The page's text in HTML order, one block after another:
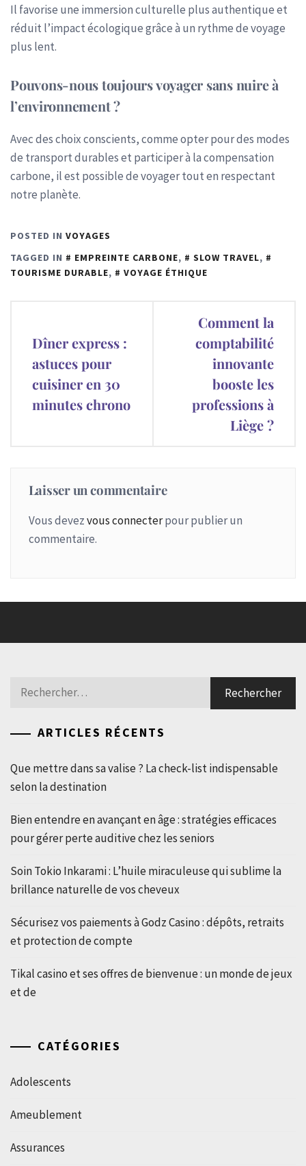
Il favorise une immersion culturelle plus authentique et
réduit l’impact écologique grâce à un rythme de voyage
plus lent.
Pouvons-nous toujours voyager sans nuire à
l’environnement ?
Avec des choix conscients, comme opter pour des modes
de transport durables et participer à la compensation
carbone, il est possible de voyager tout en respectant
notre planète.
POSTED IN VOYAGES
TAGGED IN
EMPREINTE CARBONE, SLOW TRAVEL,
TOURISME DURABLE, VOYAGE ÉTHIQUE
l’article
Dîner express :
astuces pour
cuisiner en 30
minutes chrono
Comment la
comptabilité
innovante
booste les
professions à
Liège ?
Laisser un commentaire
Vous devezvous connecterpour publier un
commentaire.
Rechercher :
ARTICLES RÉCENTS
Que mettre dans sa valise ? La check-list indispensable
selon la destination
Bien entendre en avançant en âge : stratégies efficaces
pour gérer perte auditive chez les seniors
Soin Tokio Inkarami : L’huile miraculeuse qui sublime la
brillance naturelle de vos cheveux
Sécurisez vos paiements à Godz Casino : dépôts, retraits
et protection de compte
Tikal casino et ses offres de bienvenue : un monde de jeux
et de
CATÉGORIES
Adolescents
Ameublement
Assurances